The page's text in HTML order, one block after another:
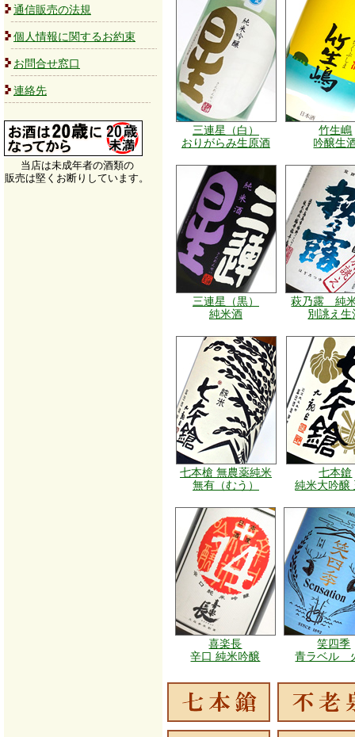
通信販売の法規
個人情報に関するお約束
お問合せ窓口
連絡先
当店は未成年者の酒類の
販売は堅くお断りしています。
三連星（白）
おりがらみ生原酒
竹生嶋
吟醸生
三連星（黒）
純米酒
萩乃露 純
別誂え生
七本槍 無農薬純米
無有（むう）
七本鎗
純米大吟醸
喜楽長
辛口 純米吟醸
笑四季
青ラベル